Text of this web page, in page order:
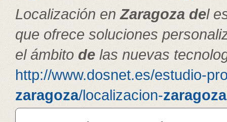
Localización enZaragoza del
que ofrece soluciones
el ámbitodelas nuevas
http://www.dosnet.es/estudio-
zaragoza/localizacion-zaragoza